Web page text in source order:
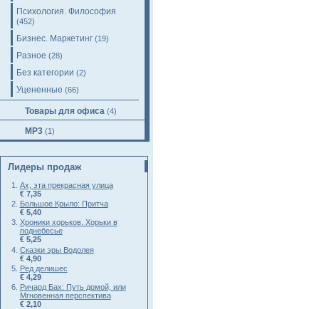
Психология. Философия
(452)
Бизнес. Маркетинг (19)
Разное (28)
Без категории (2)
Уцененные (66)
Товары для офиса (4)
MP3 (1)
Лидеры продаж
Ах, эта прекрасная улица
€ 7,35
Большое Крыло: Притча
€ 5,40
Хроники хорьков. Хорьки в
поднебесье
€ 5,25
Сказки эры Водолея
€ 4,90
Ред делишес
€ 4,29
Ричард Бах: Путь домой, или
Мгновенная перспектива
€ 2,10